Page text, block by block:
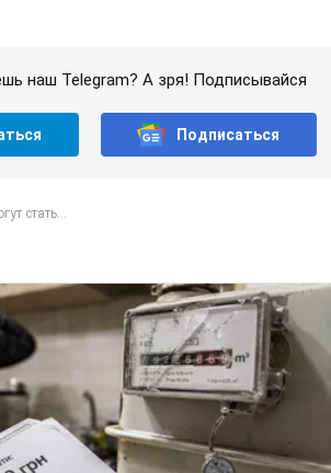
наш Telegram? А зря! Подписывайся
Подписаться
стать...